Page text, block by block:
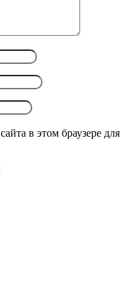
в этом браузере для